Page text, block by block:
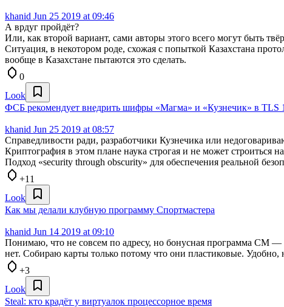
khanid Jun 25 2019 at 09:46
А врдуг пройдёт?
Или, как второй вариант, сами авторы этого всего могут быть
Ситуация, в некотором роде, схожая с попыткой Казахстана
вообще в Казахстане пытаются это сделать.
0
Look
ФСБ рекомендует внедрить шифры «Магма» и «Кузнечик» в TLS
khanid Jun 25 2019 at 08:57
Справедливости ради, разработчики Кузнечика или
Криптография в этом плане наука строгая и не может
Подход «security through obscurity» для обеспечения реальной
+11
Look
Как мы делали клубную программу Спортмастера
khanid Jun 14 2019 at 09:10
Понимаю, что не совсем по адресу, но бонусная программа СМ
нет. Собираю карты только потому что они пластиковые. Удобно,
+3
Look
Steal: кто крадёт у виртуалок процессорное время